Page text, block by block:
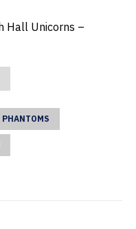
Hall Unicorns –
PHANTOMS